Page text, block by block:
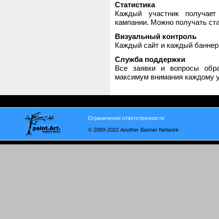
Статистика
Каждый участник
кампании. Можно получать
Визуальный контроль
Каждый сайт и каждый
Служба поддержки
Все заявки и вопросы
максимум внимания каждому
Ограничение ответственности
© 2000-2022 Another Banner Network